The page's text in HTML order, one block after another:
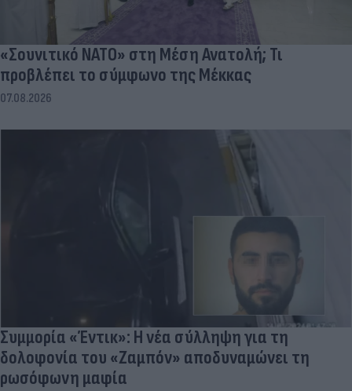
«Σουνιτικό ΝΑΤΟ» στη Μέση Ανατολή; Τι
προβλέπει το σύμφωνο της Μέκκας
07.08.2026
Συμμορία «Έντικ»: Η νέα σύλληψη για τη
δολοφονία του «Ζαμπόν» αποδυναμώνει τη
ρωσόφωνη μαφία